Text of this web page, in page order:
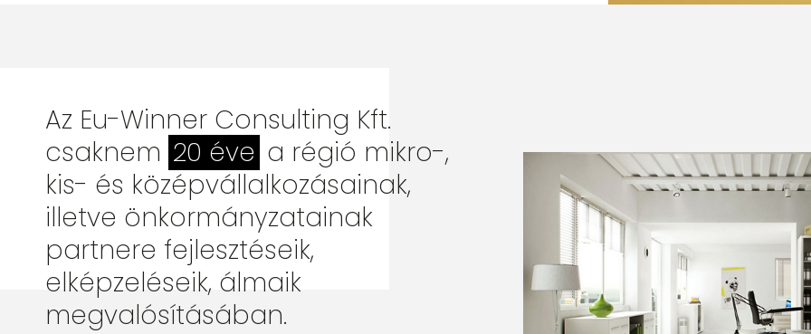
Az Eu-Winner Consulting Kft.
csaknem 20 éve a régió mikro-,
kis- és középvállalkozásainak,
illetve önkormányzatainak
partnere fejlesztéseik,
elképzeléseik, álmaik
megvalósításában.